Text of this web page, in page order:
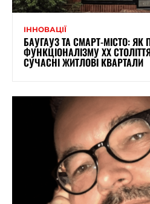
ІННОВАЦІЇ
БАУГАУЗ ТА СМАРТ-МІСТО:
ФУНКЦІОНАЛІЗМУ XX
СУЧАСНІ ЖИТЛОВІ КВАРТАЛИ